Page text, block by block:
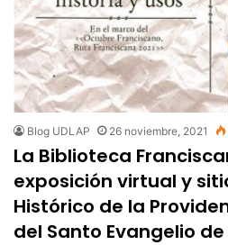
Blog UDLAP 26 noviembre, 2021
La Biblioteca
exposición virtual y
Histórico de la
del Santo Evangelio